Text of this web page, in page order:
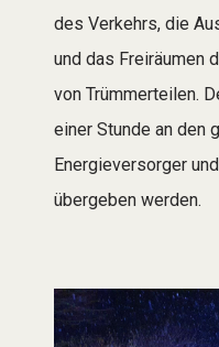
des Verkehrs, die
und das Freiräumen
von Trümmerteilen.
einer Stunde an den
Energieversorger
übergeben werden.